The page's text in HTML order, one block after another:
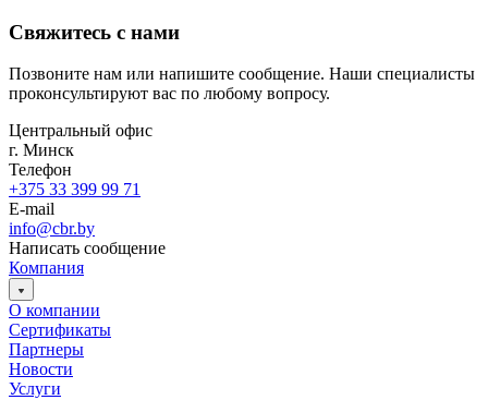
Свяжитесь с нами
Позвоните нам или напишите сообщение. Наши специалисты
проконсультируют вас по любому вопросу.
Центральный офис
г. Минск
Телефон
+375 33 399 99 71
E-mail
info@cbr.by
Написать сообщение
Компания
О компании
Сертификаты
Партнеры
Новости
Услуги